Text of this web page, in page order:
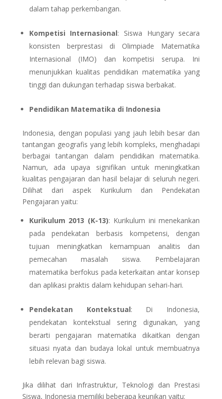
dalam tahap perkembangan.
Kompetisi Internasional: Siswa Hungary secara
konsisten berprestasi di Olimpiade Matematika
Internasional (IMO) dan kompetisi serupa. Ini
menunjukkan kualitas pendidikan matematika yang
tinggi dan dukungan terhadap siswa berbakat.
Pendidikan Matematika di Indonesia
Indonesia, dengan populasi yang jauh lebih besar dan
tantangan geografis yang lebih kompleks, menghadapi
berbagai tantangan dalam pendidikan matematika.
Namun, ada upaya signifikan untuk meningkatkan
kualitas pengajaran dan hasil belajar di seluruh negeri.
Dilihat dari aspek Kurikulum dan Pendekatan
Pengajaran yaitu:
Kurikulum 2013 (K-13): Kurikulum ini menekankan
pada pendekatan berbasis kompetensi, dengan
tujuan meningkatkan kemampuan analitis dan
pemecahan masalah siswa. Pembelajaran
matematika berfokus pada keterkaitan antar konsep
dan aplikasi praktis dalam kehidupan sehari-hari.
Pendekatan Kontekstual: Di Indonesia,
pendekatan kontekstual sering digunakan, yang
berarti pengajaran matematika dikaitkan dengan
situasi nyata dan budaya lokal untuk membuatnya
lebih relevan bagi siswa.
Jika dilihat dari Infrastruktur, Teknologi dan Prestasi
Siswa, Indonesia memiliki beberapa keunikan yaitu: